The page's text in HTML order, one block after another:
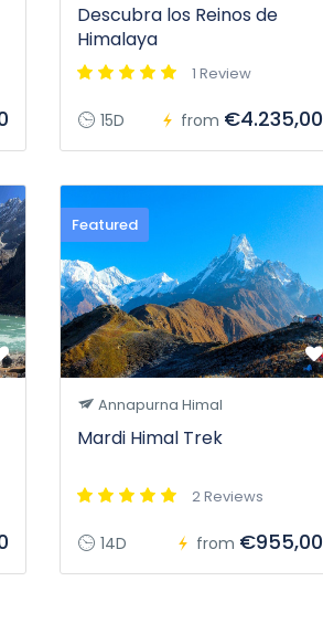
Descubra los Reinos de
Himalaya
1 Review
15D from €4.235,00
Featured
Annapurna Himal
Mardi Himal Trek
2 Reviews
14D from €955,00